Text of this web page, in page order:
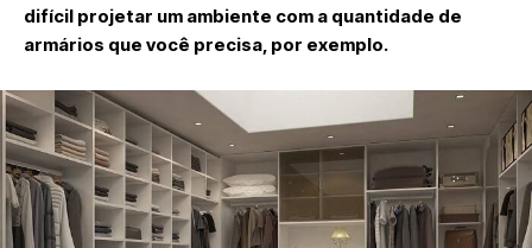
difícil projetar um ambiente com a quantidade de
armários que você precisa, por exemplo.